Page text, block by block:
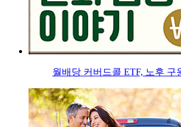
월배당 커버드콜 ETF, 노후 구